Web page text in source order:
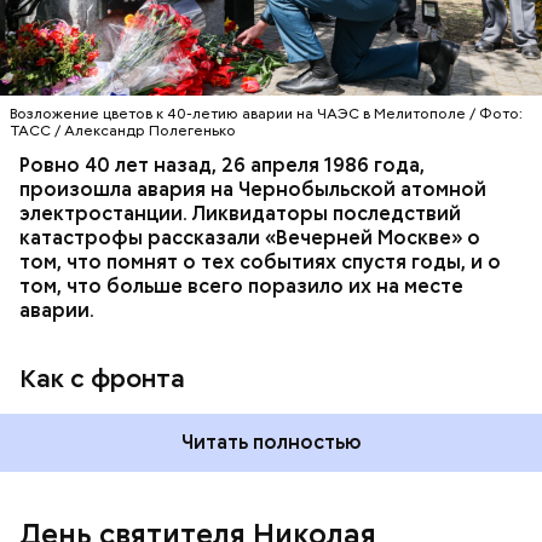
Возложение цветов к 40-летию аварии на ЧАЭС в Мелитополе / Фото:
ТАСС / Александр Полегенько
Ровно 40 лет назад, 26 апреля 1986 года,
произошла авария на Чернобыльской атомной
электростанции. Ликвидаторы последствий
катастрофы рассказали «Вечерней Москве» о
том, что помнят о тех событиях спустя годы, и о
том, что больше всего поразило их на месте
аварии.
Как с фронта
Читать полностью
День святителя Николая
Как рассказывает Житие, преподобный родился в
христианской религией и рано принял решение
посвятить свою жизнь Богу. Целыми днями отрок
книги. Его дядя, епископ Николай Патарский, видя
такое усердие, сделал юношу чтецом, а затем и
полученные в наследство от родителей, Николай
Как гласит предание, совершая паломничество в
Иерусалим, Николай Чудотворец по просьбе
отчаявшихся путников молитвой успокоил
разбушевавшееся море.